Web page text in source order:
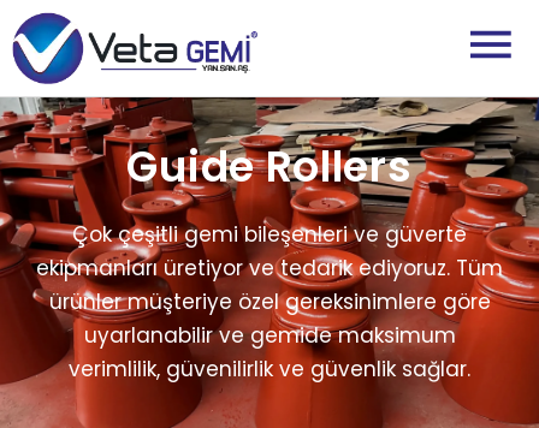
Guide Rollers
Çok çeşitli gemi bileşenleri ve güverte
ekipmanları üretiyor ve tedarik ediyoruz. Tüm
ürünler müşteriye özel gereksinimlere göre
uyarlanabilir ve gemide maksimum
verimlilik, güvenilirlik ve güvenlik sağlar.